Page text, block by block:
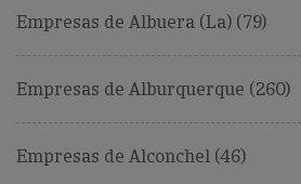
Empresas de Albuera (La) (79)
Empresas de Alburquerque (260)
Empresas de Alconchel (46)